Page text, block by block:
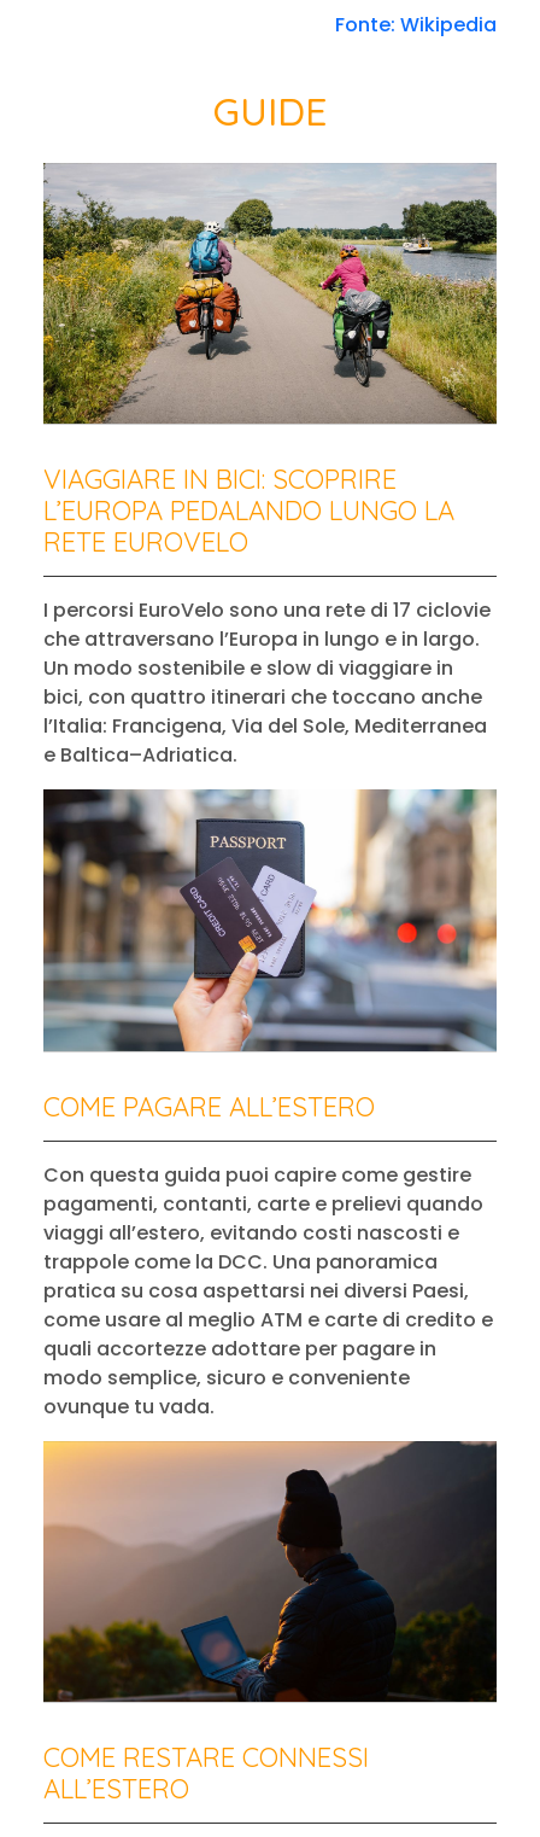
Fonte: Wikipedia
GUIDE
VIAGGIARE IN BICI: SCOPRIRE
L’EUROPA PEDALANDO LUNGO LA
RETE EUROVELO
I percorsi EuroVelo sono una rete di 17 ciclovie
che attraversano l’Europa in lungo e in largo.
Un modo sostenibile e slow di viaggiare in
bici, con quattro itinerari che toccano anche
l’Italia: Francigena, Via del Sole, Mediterranea
e Baltica–Adriatica.
COME PAGARE ALL’ESTERO
Con questa guida puoi capire come gestire
pagamenti, contanti, carte e prelievi quando
viaggi all’estero, evitando costi nascosti e
trappole come la DCC. Una panoramica
pratica su cosa aspettarsi nei diversi Paesi,
come usare al meglio ATM e carte di credito e
quali accortezze adottare per pagare in
modo semplice, sicuro e conveniente
ovunque tu vada.
COME RESTARE CONNESSI
ALL’ESTERO